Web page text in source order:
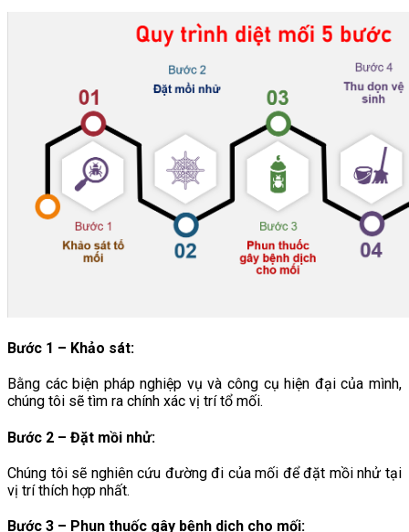
Bước 1 – Khảo sát:
Bằng các biện pháp nghiệp vụ và công cụ hiện đại của mình,
chúng tôi sẽ tìm ra chính xác vị trí tổ mối.
Bước 2 – Đặt mồi nhử:
Chúng tôi sẽ nghiên cứu đường đi của mối để đặt mồi nhử tại
vị trí thích hợp nhất.
Bước 3 – Phun thuốc gây bệnh dịch cho mối: